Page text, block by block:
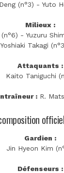
(n°3) - Yuto
Milieux :
(n°6) - Yuzuru
Takagi
Attaquants :
Kaito Taniguchi
: R.
Gardien :
Jin Hyeon Kim
Défenseurs :